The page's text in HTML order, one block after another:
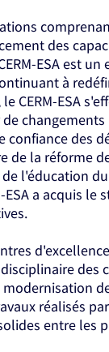
des
ESA est
à
CERM-ESA
changements
des
de la réforme
l'éducation
ESA a acquis
des
réalisés
entre les